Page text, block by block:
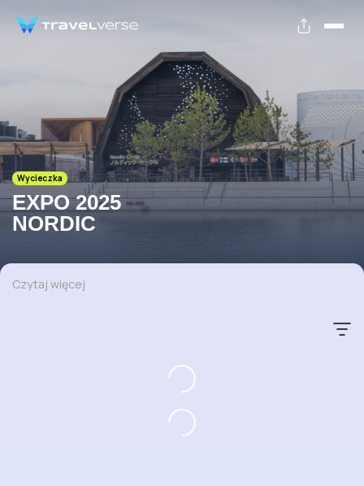
Wycieczka
EXPO 2025
NORDIC
Czytaj więcej